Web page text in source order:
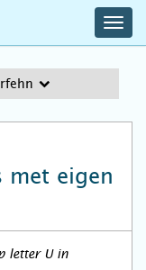
met eigen
letter U in